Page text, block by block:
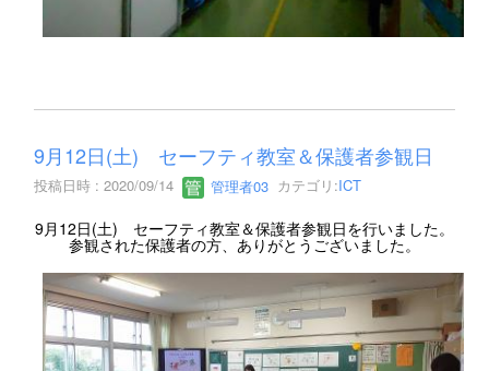
9月12日(土) セーフティ教室＆保護者参観日
投稿日時 : 2020/09/14 管理者03 カテゴリ:ICT
9月12日(土) セーフティ教室＆保護者参観日を行いました。
参観された保護者の方、ありがとうございました。